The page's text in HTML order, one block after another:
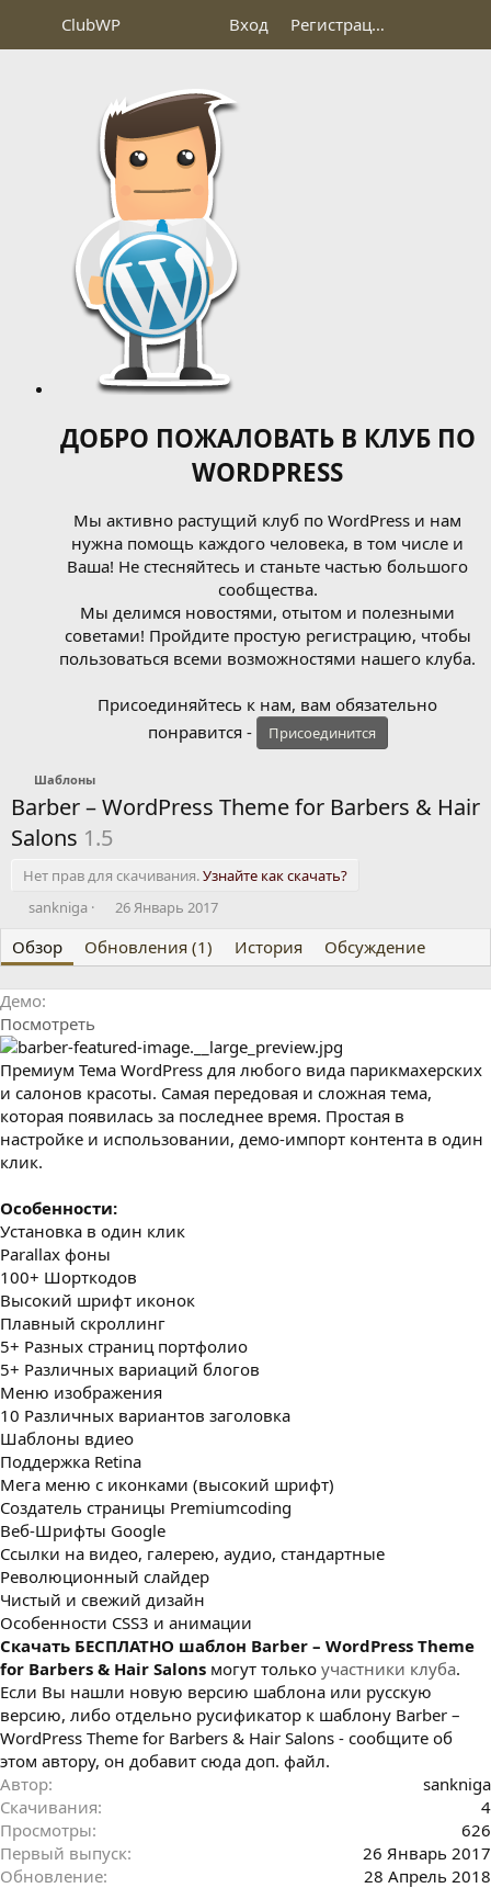
ClubWP Вход Регистрация
ДОБРО ПОЖАЛОВАТЬ В КЛУБ ПО
WORDPRESS
Мы активно растущий клуб по WordPress и нам
нужна помощь каждого человека, в том числе и
Ваша! Не стесняйтесь и станьте частью большого
сообщества.
Мы делимся новостями, отытом и полезными
советами! Пройдите простую регистрацию, чтобы
пользоваться всеми возможностями нашего клуба.
Присоединяйтесь к нам, вам обязательно
понравится -
Присоединится
Шаблоны
Barber – WordPress Theme for Barbers & Hair
Salons 1.5
Нет прав для скачивания.Узнайте как скачать?
А
т
о
р
sankniga
Д
т
а
с
д
а
и
я
26 Январь 2017
Обзор Обновления (1) История Обсуждение
Демо
Посмотреть
Премиум Тема WordPress для любого вида парикмахерских
и салонов красоты. Самая передовая и сложная тема,
которая появилась за последнее время. Простая в
настройке и использовании, демо-импорт контента в один
клик.
Особенности:
Установка в один клик
Parallax фоны
100+ Шорткодов
Высокий шрифт иконок
Плавный скроллинг
5+ Разных страниц портфолио
5+ Различных вариаций блогов
Меню изображения
10 Различных вариантов заголовка
Шаблоны вдиео
Поддержка Retina
Мега меню с иконками (высокий шрифт)
Создатель страницы Premiumcoding
Веб-Шрифты Google
Ссылки на видео, галерею, аудио, стандартные
Революционный слайдер
Чистый и свежий дизайн
Особенности CSS3 и анимации
Cкачать БЕСПЛАТНО шаблон Barber – WordPress Theme
for Barbers & Hair Salons могут только участники клуба.
Если Вы нашли новую версию шаблона или русскую
версию, либо отдельно русификатор к шаблону Barber –
WordPress Theme for Barbers & Hair Salons - сообщите об
этом автору, он добавит сюда доп. файл.
Автор
sankniga
Скачивания
4
Просмотры
626
Первый выпуск
26 Январь 2017
Обновление
28 Апрель 2018